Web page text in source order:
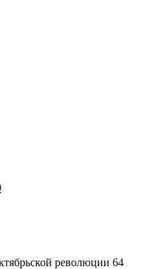
революции 64